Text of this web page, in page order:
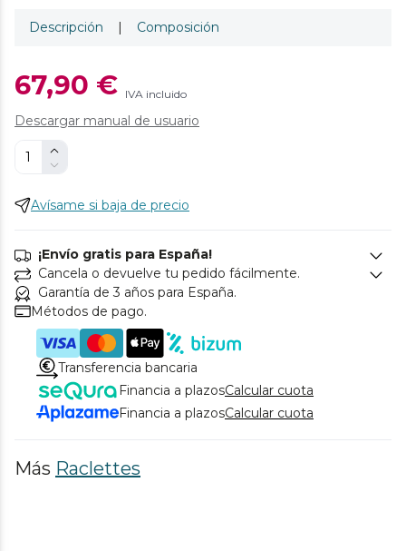
Descripción | Composición
67,90 € IVA incluido
Descargar manual de usuario
Avísame si baja de precio
¡Envío gratis para España!
Cancela o devuelve tu pedido fácilmente.
Garantía de 3 años para España.
Métodos de pago.
Transferencia bancaria
Financia a plazosCalcular cuota
Financia a plazosCalcular cuota
Más Raclettes